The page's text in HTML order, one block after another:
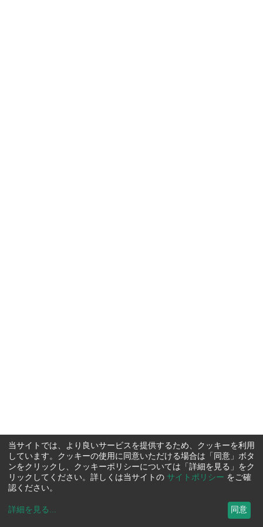
当サイトでは、より良いサービスを提供するため、クッキーを利用
しています。クッキーの使用に同意いただける場合は「同意」ボタ
ンをクリックし、クッキーポリシーについては「詳細を見る」をク
リックしてください。詳しくは当サイトの サイトポリシー をご確
認ください。
詳細を見る ... 同意